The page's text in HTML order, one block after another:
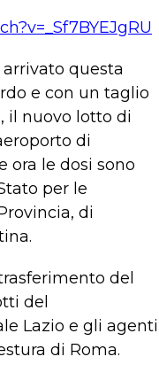
arrivato questa
e con un taglio
il nuovo lotto di
di
ora le dosi sono
per le
di
del
del
Lazio e gli agenti
di Roma.